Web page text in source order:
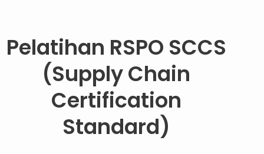
Pelatihan RSPO SCCS
(supply Chain
Certification
Standard)